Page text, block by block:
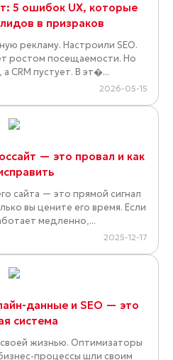
5 ошибок UX, которые
в призраков
рекламу. Настроили SEO.
ростом посещаемости. Но
CRM пустует. В эт�...
2026-05-15
— это провал и как
сайта — это прямой сигнал
вы цените его время. Если
медленно,...
2025-12-17
данные и SEO — это
система
жизнью. Оптимизаторы
процессы шли своим